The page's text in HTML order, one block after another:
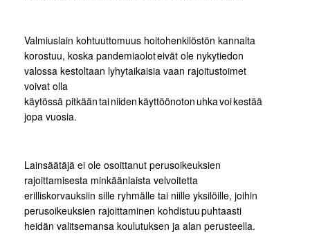
Valmiuslain kohtuuttomuus hoitohenkilöstön kannalta
korostuu, koska pandemiaolot eivät ole nykytiedon
valossa kestoltaan lyhytaikaisia vaan rajoitustoimet
voivat olla
käytössä pitkään tai niiden käyttöönoton uhka voi kestää
jopa vuosia.
Lainsäätäjä ei ole osoittanut perusoikeuksien
rajoittamisesta minkäänlaista velvoitetta
erilliskorvauksiin sille ryhmälle tai niille yksilöille, joihin
perusoikeuksien rajoittaminen kohdistuu puhtaasti
heidän valitsemansa koulutuksen ja alan perusteella.